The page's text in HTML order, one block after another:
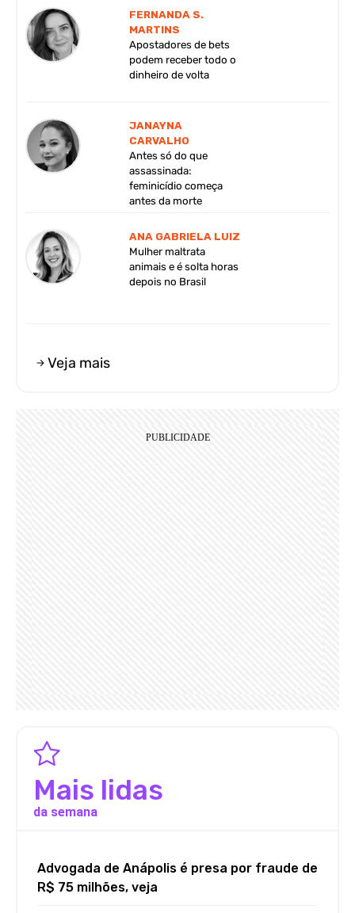
FERNANDA S.
MARTINS
Apostadores de bets
podem receber todo o
dinheiro de volta
JANAYNA
CARVALHO
Antes só do que
assassinada:
feminicídio começa
antes da morte
ANA GABRIELA LUIZ
Mulher maltrata
animais e é solta horas
depois no Brasil
Veja mais
Mais lidas
da semana
Advogada de Anápolis é presa por fraude de
R$ 75 milhões, veja